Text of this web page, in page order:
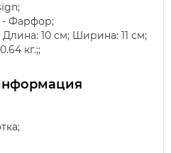
- Фарфор;
10 см; Ширина: 11 см;
кг.;;